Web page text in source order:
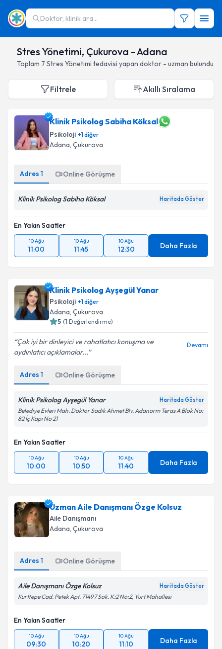
Doktor, klinik ara...
Stres Yönetimi, Çukurova - Adana
Toplam 7 Stres Yönetimi tedavisi yapan doktor - uzman bulundu
Filtrele Akıllı Sıralama
Klinik Psikolog Sabiha Köksal
Psikoloji +1diğer
Adana, Çukurova
Adres 1 Online Görüşme
Klinik Psikolog Sabiha Köksal Haritada Göster
En Yakın Saatler
10 Ağu
11:00
10 Ağu
11:45
10 Ağu
12:30 Daha Fazla
Klinik Psikolog Ayşegül Yanar
Psikoloji +1diğer
Adana, Çukurova
5 (1 Değerlendirme)
Çok iyi bir dinleyici ve rahatlatıcı konuşma ve
aydınlatıcı açıklamalar...
Devamı
Adres 1 Online Görüşme
Klinik Psikolog Ayşegül Yanar Haritada Göster
Belediye Evleri Mah. Doktor Sadık Ahmet Blv. Adanorm Teras A Blok No:
82 İç Kapı No 21
En Yakın Saatler
10 Ağu
10:00
10 Ağu
10:50
10 Ağu
11:40 Daha Fazla
Uzman Aile Danışmanı Özge Kolsuz
Aile Danışmanı
Adana, Çukurova
Adres 1 Online Görüşme
Aile Danışmanı Özge Kolsuz Haritada Göster
Kurttepe Cad. Petek Apt. 71497 Sok. K:2 No:2, Yurt Mahallesi
En Yakın Saatler
10 Ağu
09:30
10 Ağu
10:20
10 Ağu
11:10 Daha Fazla